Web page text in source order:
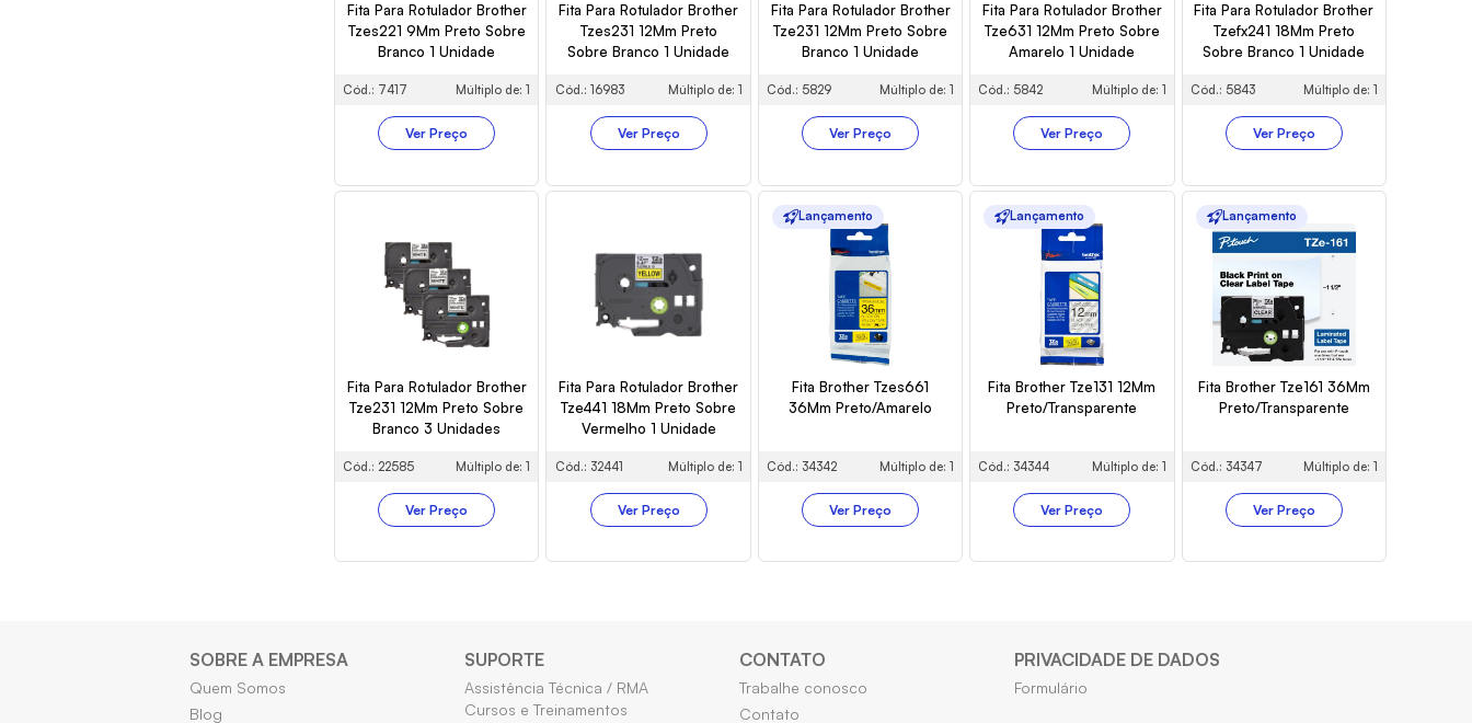
Fita Para Rotulador Brother
Tzes221 9Mm Preto Sobre
Branco 1 Unidade
Cód.: 7417 Múltiplo de: 1
Ver Preço
Fita Para Rotulador Brother
Tzes231 12Mm Preto
Sobre Branco 1 Unidade
Cód.: 16983 Múltiplo de: 1
Ver Preço
Fita Para Rotulador Brother
Tze231 12Mm Preto Sobre
Branco 1 Unidade
Cód.: 5829 Múltiplo de: 1
Ver Preço
Fita Para Rotulador Brother
Tze631 12Mm Preto Sobre
Amarelo 1 Unidade
Cód.: 5842 Múltiplo de: 1
Ver Preço
Fita Para Rotulador Brother
Tzefx241 18Mm Preto
Sobre Branco 1 Unidade
Cód.: 5843 Múltiplo de: 1
Ver Preço
Fita Para Rotulador Brother
Tze231 12Mm Preto Sobre
Branco 3 Unidades
Cód.: 22585 Múltiplo de: 1
Ver Preço
Fita Para Rotulador Brother
Tze441 18Mm Preto Sobre
Vermelho 1 Unidade
Cód.: 32441 Múltiplo de: 1
Ver Preço
Lançamento
Fita Brother Tzes661
36Mm Preto/Amarelo
Cód.: 34342 Múltiplo de: 1
Ver Preço
Lançamento
Fita Brother Tze131 12Mm
Preto/Transparente
Cód.: 34344 Múltiplo de: 1
Ver Preço
Lançamento
Fita Brother Tze161 36Mm
Preto/Transparente
Cód.: 34347 Múltiplo de: 1
Ver Preço
SOBRE A EMPRESA
Quem Somos
Blog
SUPORTE
Assistência Técnica / RMA
Cursos e Treinamentos
CONTATO
Trabalhe conosco
Contato
PRIVACIDADE DE DADOS
Formulário